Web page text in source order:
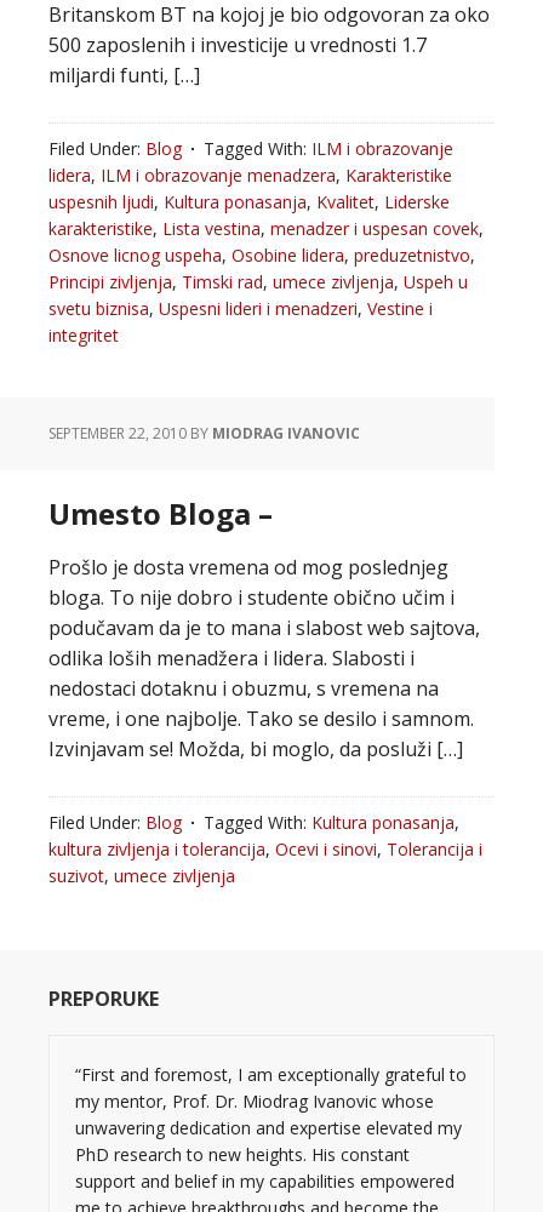
Britanskom BT na kojoj je bio odgovoran za oko
500 zaposlenih i investicije u vrednosti 1.7
miljardi funti, […]
Filed Under: Blog Tagged With: ILM i obrazovanje
lidera, ILM i obrazovanje menadzera, Karakteristike
uspesnih ljudi, Kultura ponasanja, Kvalitet, Liderske
karakteristike, Lista vestina, menadzer i uspesan covek,
Osnove licnog uspeha, Osobine lidera, preduzetnistvo,
Principi zivljenja, Timski rad, umece zivljenja, Uspeh u
svetu biznisa, Uspesni lideri i menadzeri, Vestine i
integritet
SEPTEMBER 22, 2010 BY MIODRAG IVANOVIC
Umesto Bloga –
Prošlo je dosta vremena od mog poslednjeg
bloga. To nije dobro i studente obično učim i
podučavam da je to mana i slabost web sajtova,
odlika loših menadžera i lidera. Slabosti i
nedostaci dotaknu i obuzmu, s vremena na
vreme, i one najbolje. Tako se desilo i samnom.
Izvinjavam se! Možda, bi moglo, da posluži […]
Filed Under: Blog Tagged With: Kultura ponasanja,
kultura zivljenja i tolerancija, Ocevi i sinovi, Tolerancija i
suzivot, umece zivljenja
PREPORUKE
“First and foremost, I am exceptionally grateful to
my mentor, Prof. Dr. Miodrag Ivanovic whose
unwavering dedication and expertise elevated my
PhD research to new heights. His constant
support and belief in my capabilities empowered